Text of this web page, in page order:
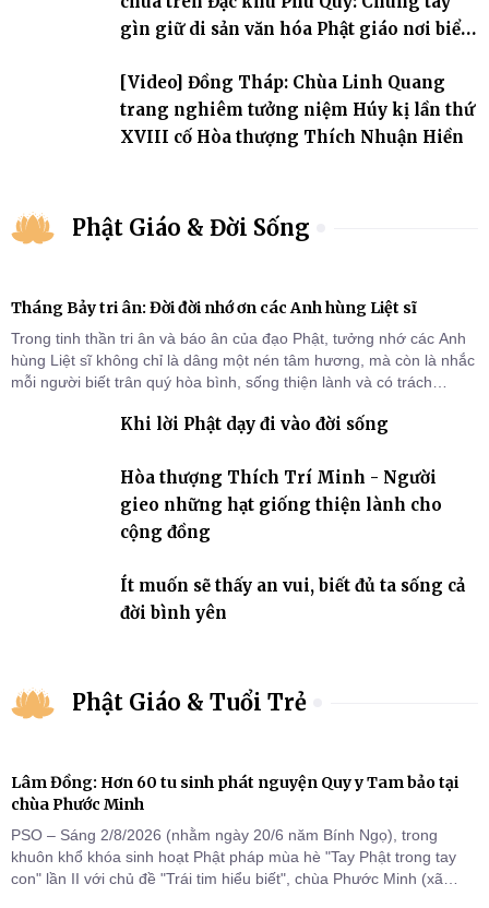
gìn giữ di sản văn hóa Phật giáo nơi biển
[Video] Đồng Tháp: Chùa Linh Quang
trang nghiêm tưởng niệm Húy kị lần thứ
XVIII cố Hòa thượng Thích Nhuận Hiền
Phật Giáo & Đời Sống
Tháng Bảy tri ân: Đời đời nhớ ơn các Anh hùng Liệt sĩ
Trong tinh thần tri ân và báo ân của đạo Phật, tưởng nhớ các Anh
hùng Liệt sĩ không chỉ là dâng một nén tâm hương, mà còn là nhắc
mỗi người biết trân quý hòa bình, sống thiện lành và có trách
Khi lời Phật dạy đi vào đời sống
Hòa thượng Thích Trí Minh - Người
gieo những hạt giống thiện lành cho
cộng đồng
Ít muốn sẽ thấy an vui, biết đủ ta sống cả
đời bình yên
Phật Giáo & Tuổi Trẻ
Lâm Đồng: Hơn 60 tu sinh phát nguyện Quy y Tam bảo tại
chùa Phước Minh
PSO – Sáng 2/8/2026 (nhằm ngày 20/6 năm Bính Ngọ), trong
khuôn khổ khóa sinh hoạt Phật pháp mùa hè "Tay Phật trong tay
con" lần II với chủ đề "Trái tim hiểu biết", chùa Phước Minh (xã